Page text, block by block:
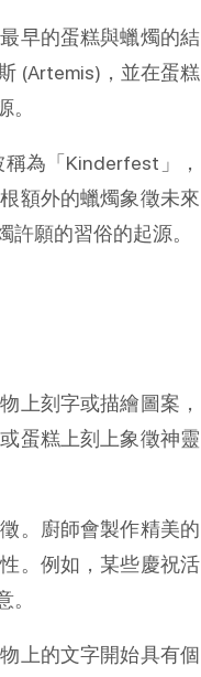
早的蛋糕與蠟燭的結
(Artemis)，並在蛋糕
為「Kinderfest」，
額外的蠟燭象徵未來
願的習俗的起源。
上刻字或描繪圖案，
蛋糕上刻上象徵神靈
。廚師會製作精美的
。例如，某些慶祝活
上的文字開始具有個